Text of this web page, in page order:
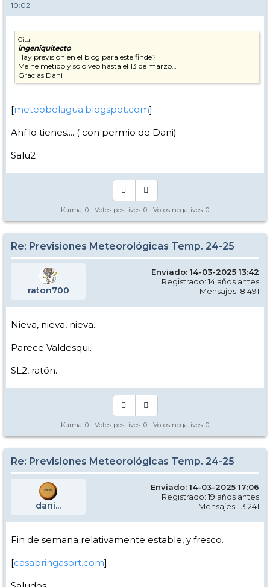
10:02
Cita
ingeniquitecto
Hay previsión en el blog para este finde?
Me he metido y solo veo hasta el 13 de marzo…
Gracias Dani
[meteobelagua.blogspot.com]
Ahí lo tienes.... ( con permio de Dani) .
Salu2
Karma: 0 - Votos positivos: 0 - Votos negativos: 0
Re: Previsiones Meteorológicas Temp. 24-25
raton700
Enviado: 14-03-2025 13:42
Registrado: 14 años antes
Mensajes: 8.491
Nieva, nieva, nieva...
Parece Valdesqui.
SL2, ratón.
Karma: 0 - Votos positivos: 0 - Votos negativos: 0
Re: Previsiones Meteorológicas Temp. 24-25
dani...
Enviado: 14-03-2025 17:06
Registrado: 19 años antes
Mensajes: 13.241
Fin de semana relativamente estable, y fresco.
[casabringasort.com]